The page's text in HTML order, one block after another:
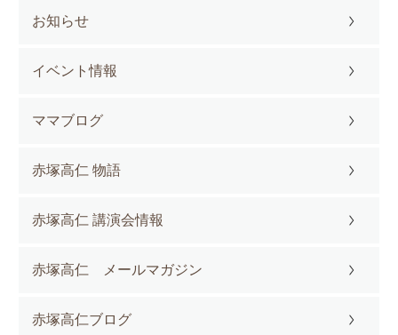
お知らせ
イベント情報
ママブログ
赤塚高仁 物語
赤塚高仁 講演会情報
赤塚高仁 メールマガジン
赤塚高仁ブログ